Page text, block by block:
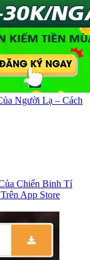
Người Lạ – Cách
Chiến Binh Tí
App Store